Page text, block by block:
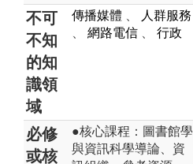
不可
不知
的知
識領
域
傳播媒體
人群服務
網路電信 行政
必修
或核
●核心課程：圖書館學
與資訊科學導論、資